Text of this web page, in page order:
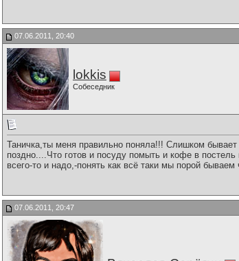
07.06.2011, 20:40
lokkis
Собеседник
Таничка,ты меня правильно поняла!!! Слишком
поздно....Что готов и посуду помыть и кофе в
всего-то и надо,-понять как всё таки мы порой
07.06.2011, 20:47